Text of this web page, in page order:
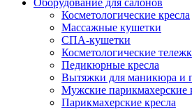
Оборудование для салонов
Косметологические кресла
Массажные кушетки
СПА-кушетки
Косметологические
Педикюрные кресла
Вытяжки для маникюра и
Мужские парикмахерские
Парикмахерские кресла